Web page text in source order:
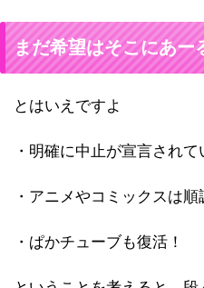
まだ希望はそこにあー
とはいえですよ
・明確に中止が宣言されて
・アニメやコミックスは順
・ぱかチューブも復活！